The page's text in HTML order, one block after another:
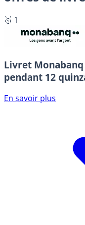
🥇 1
Livret Monabanq
pendant 12
En savoir plus